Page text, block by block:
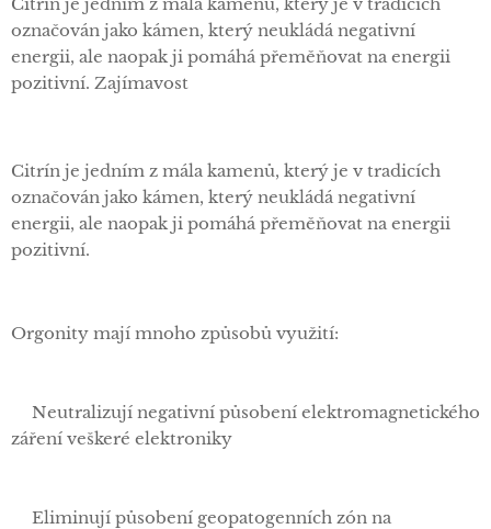
označován jako kámen, který neukládá negativní
energii, ale naopak ji pomáhá přeměňovat na energii
pozitivní. Zajímavost
Citrín je jedním z mála kamenů, který je v tradicích
označován jako kámen, který neukládá negativní
energii, ale naopak ji pomáhá přeměňovat na energii
pozitivní.
Orgonity mají mnoho způsobů využití:
✅Neutralizují negativní působení elektromagnetického
záření veškeré elektroniky
✅Eliminují působení geopatogenních zón na